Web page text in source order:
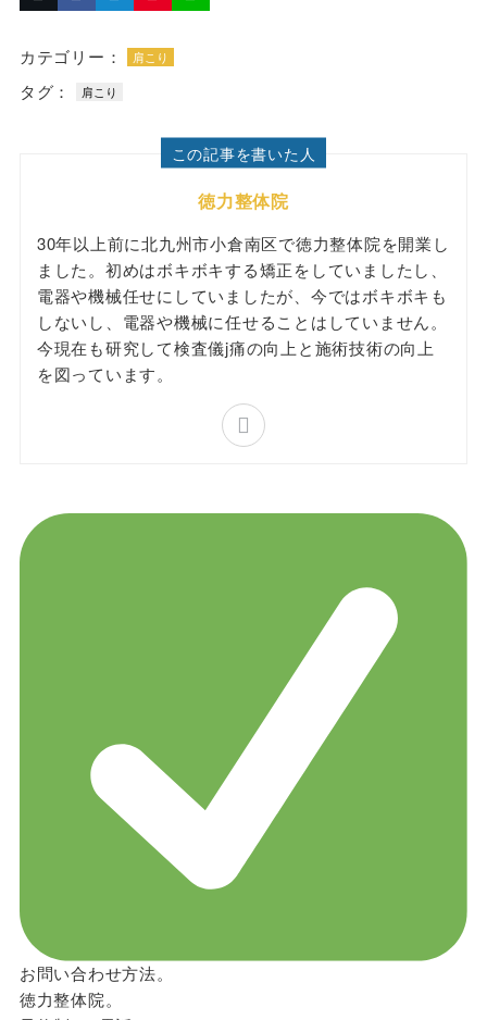
カテゴリー： 肩こり
タグ： 肩こり
この記事を書いた人
徳力整体院
30年以上前に北九州市小倉南区で徳力整体院を開業し
ました。初めはボキボキする矯正をしていましたし、
電器や機械任せにしていましたが、今ではボキボキも
しないし、電器や機械に任せることはしていません。
今現在も研究して検査儀j痛の向上と施術技術の向上
を図っています。
お問い合わせ方法。
徳力整体院。